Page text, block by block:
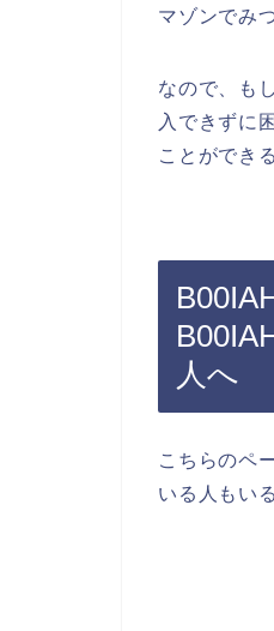
マゾンでみ
なので、も
入できずに
ことができ
人へ
こちらのペ
いる人もい